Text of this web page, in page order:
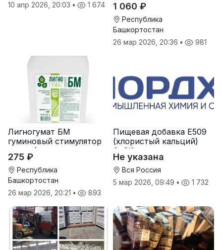
10 апр 2026, 20:03 • 1 674 1 060 ₽
Республика
Башкортостан
26 мар 2026, 20:36 • 981
Лигногумат БМ
гуминовый стимулятор
роста (гумат калия с
фульвовыми кислотами)
275 ₽
Республика
Башкортостан
26 мар 2026, 20:21 • 893
Пищевая добавка Е509
(хлористый кальций)
CaCl2
Не указана
Вся Россия
5 мар 2026, 09:49 • 1 732